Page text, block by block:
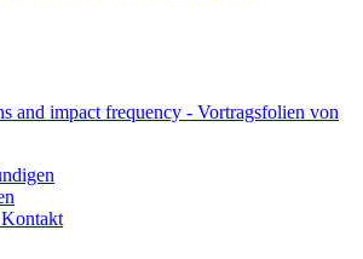
and impact frequency - Vortragsfolien von